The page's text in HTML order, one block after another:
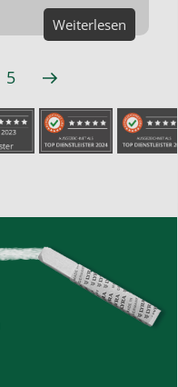
Weiterlesen
5